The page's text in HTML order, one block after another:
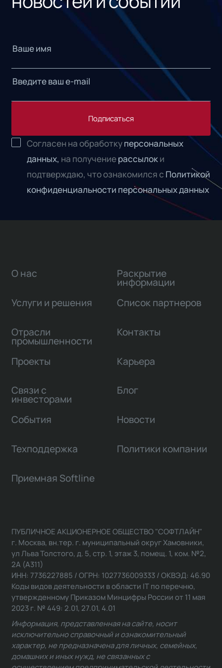
Подписаться
Согласен на обработкуперсональных
данных, на получениерассылоки
подтверждаю, что ознакомился с Политикой
конфиденциальности персональных данных
О нас
Услуги и решения
Отрасли
промышленности
Проекты
Связи с
инвесторами
Раскрытие
информации
Список партнеров
Контакты
Карьера
Блог
События Новости
Техподдержка Политики компании
Приемная Softline
ПУБЛИЧНОЕ АКЦИОНЕРНОЕ ОБЩЕСТВО "СОФТЛАЙН"
г. Москва, вн.тер. г. муниципальный округ Хамовники,
ул Льва Толстого, д. 5, стр. 1, этаж 3, помещ. 1, ком. №2,
2А (А311)
ИНН: 7736227885 / ОГРН: 1027736009333 / ОКВЭД: 46.90
Коды видов деятельности в области IT по перечню,
утвержденному Приказом Минцифры России от 11 мая
2023 г. № 449: 2.01, 27.01, 4.01
Информация, представленная на сайте, носит
исключительно справочный и ознакомительный
характер, не предназначена для личных, семейных,
домашних и иных нужд, не связанных с